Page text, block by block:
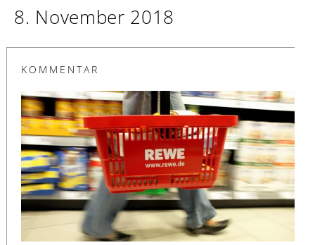
8. November 2018
KOMMENTAR